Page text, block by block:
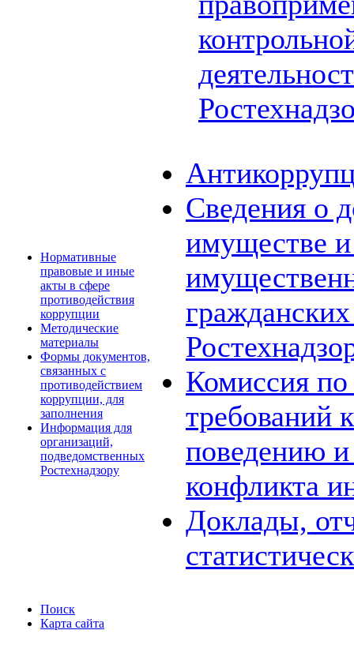
Нормативные
правовые и иные
акты в сфере
противодействия
коррупции
Методические
материалы
Формы документов,
связанных с
противодействием
коррупции, для
заполнения
Информация для
организаций,
подведомственных
Ростехнадзору
Сведения о
имуществе и
Комиссия
требований
поведению
конфликта
Доклады,
Поиск
Карта сайта